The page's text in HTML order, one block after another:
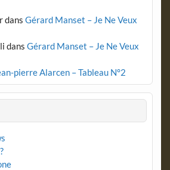
dans Gérard Manset – Je Ne Veux
dans Gérard Manset – Je Ne Veux
pierre Alarcen – Tableau N°2